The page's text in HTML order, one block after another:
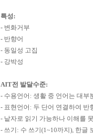
특성:
- 변화거부
- 반향어
- 동일성 고집
- 강박성
AIT전 발달수준:
- 수용언어: 생활 중 언어는 대부
- 표현언어: 두 단어 연결하여 반
- 낱자로 읽기 가능하나 이해를
- 쓰기: 수 쓰기(1~10까지), 한글